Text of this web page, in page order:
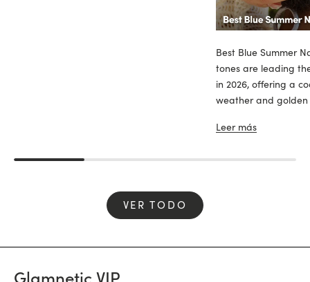
Best Blue Summer
tones are leading
in 2026, offering a
weather and golden
Leer más
VER TODO
Glamnetic VIP